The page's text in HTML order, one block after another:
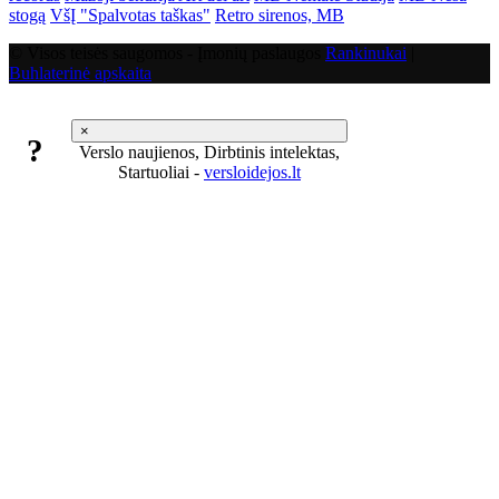
stogą VšĮ "Spalvotas taškas" Retro sirenos, MB
Rankinukai
Buhlaterinė apskaita
×
?
Verslo naujienos, Dirbtinis intelektas,
Startuoliai - versloidejos.lt